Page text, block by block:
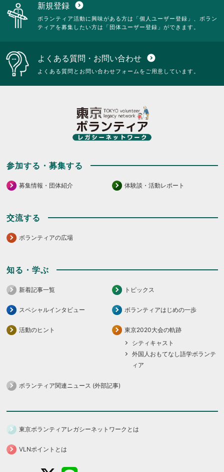
新規登録 expand_circle_down
ボランティア活動に興味がある方は「個人ユーザー登録」、ボラン
ティアを募集したい方は「団体ユーザー登録」ができます。
よくある質問・お問い合わせ expand_circle_down
よくある質問とお問い合わせフォームをご用意しています。
参加する・募集する
募集情報・団体紹介 体験談・活動レポート
交流する
ボランティアの広場
知る・学ぶ
新着記事一覧 トピックス
スペシャルインタビュー ボランティアはじめの一歩
活動のヒント
東京2020大会の軌跡
シティキャスト
外国人おもてなし語学ボランテ
ィア
ボランティア関連ニュース (外部記事)
東京ボランティアレガシーネットワークとは
VLNポイントとは